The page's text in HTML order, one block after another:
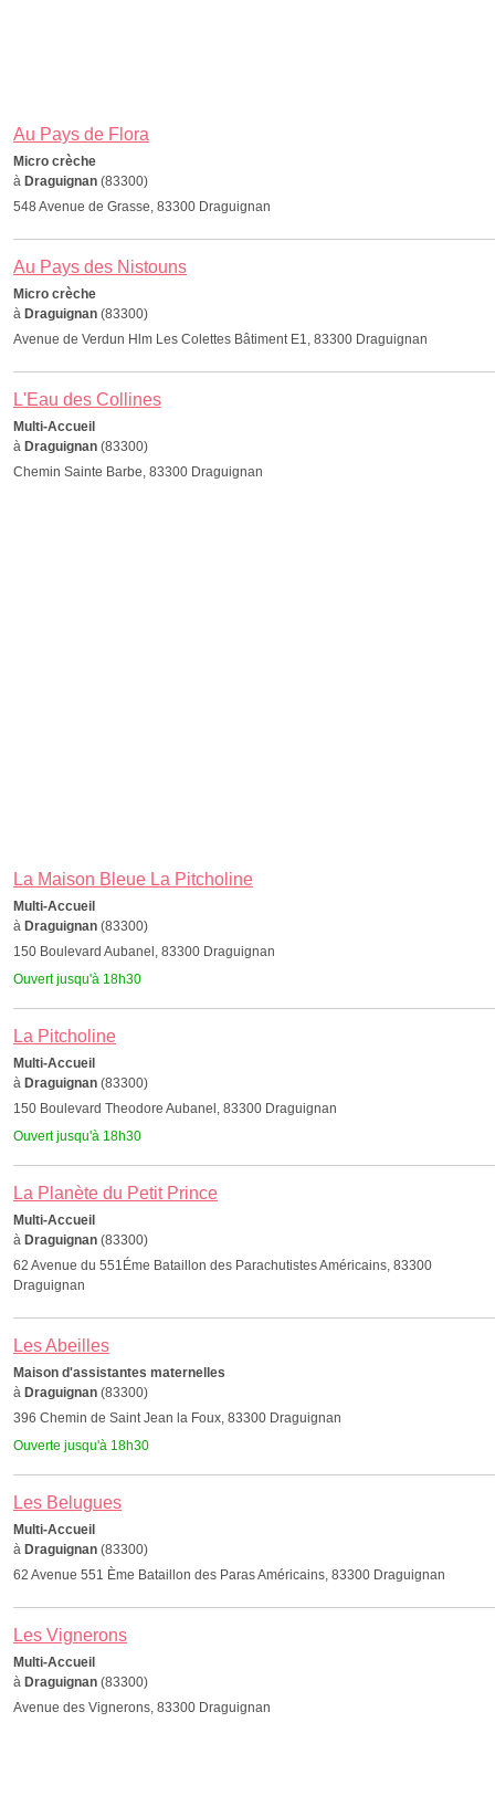
Au Pays de Flora
Micro crèche
à Draguignan (83300)
548 Avenue de Grasse, 83300 Draguignan
Au Pays des Nistouns
Micro crèche
à Draguignan (83300)
Avenue de Verdun Hlm Les Colettes Bâtiment E1, 83300 Draguignan
L'Eau des Collines
Multi-Accueil
à Draguignan (83300)
Chemin Sainte Barbe, 83300 Draguignan
La Maison Bleue La Pitcholine
Multi-Accueil
à Draguignan (83300)
150 Boulevard Aubanel, 83300 Draguignan
Ouvert jusqu'à 18h30
La Pitcholine
Multi-Accueil
à Draguignan (83300)
150 Boulevard Theodore Aubanel, 83300 Draguignan
Ouvert jusqu'à 18h30
La Planète du Petit Prince
Multi-Accueil
à Draguignan (83300)
62 Avenue du 551Éme Bataillon des Parachutistes Américains, 83300
Draguignan
Les Abeilles
Maison d'assistantes maternelles
à Draguignan (83300)
396 Chemin de Saint Jean la Foux, 83300 Draguignan
Ouverte jusqu'à 18h30
Les Belugues
Multi-Accueil
à Draguignan (83300)
62 Avenue 551 Ème Bataillon des Paras Américains, 83300 Draguignan
Les Vignerons
Multi-Accueil
à Draguignan (83300)
Avenue des Vignerons, 83300 Draguignan